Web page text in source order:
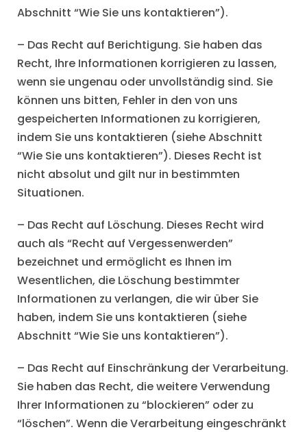
Abschnitt “Wie Sie uns kontaktieren”).
– Das Recht auf Berichtigung. Sie haben das
Recht, Ihre Informationen korrigieren zu lassen,
wenn sie ungenau oder unvollständig sind. Sie
können uns bitten, Fehler in den von uns
gespeicherten Informationen zu korrigieren,
indem Sie uns kontaktieren (siehe Abschnitt
“Wie Sie uns kontaktieren”). Dieses Recht ist
nicht absolut und gilt nur in bestimmten
Situationen.
– Das Recht auf Löschung. Dieses Recht wird
auch als “Recht auf Vergessenwerden”
bezeichnet und ermöglicht es Ihnen im
Wesentlichen, die Löschung bestimmter
Informationen zu verlangen, die wir über Sie
haben, indem Sie uns kontaktieren (siehe
Abschnitt “Wie Sie uns kontaktieren”).
– Das Recht auf Einschränkung der Verarbeitung.
Sie haben das Recht, die weitere Verwendung
Ihrer Informationen zu “blockieren” oder zu
“löschen”. Wenn die Verarbeitung eingeschränkt